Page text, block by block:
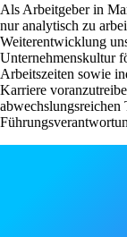
Als Arbeitgeber in
nur analytisch zu
Weiterentwicklung
Unternehmenskultur
Arbeitszeiten sowie
Karriere